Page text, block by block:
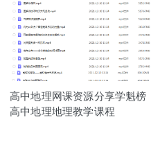
高中地理网课资源分享学魁榜
高中地理地理教学课程